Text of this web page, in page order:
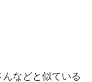
などと似ている